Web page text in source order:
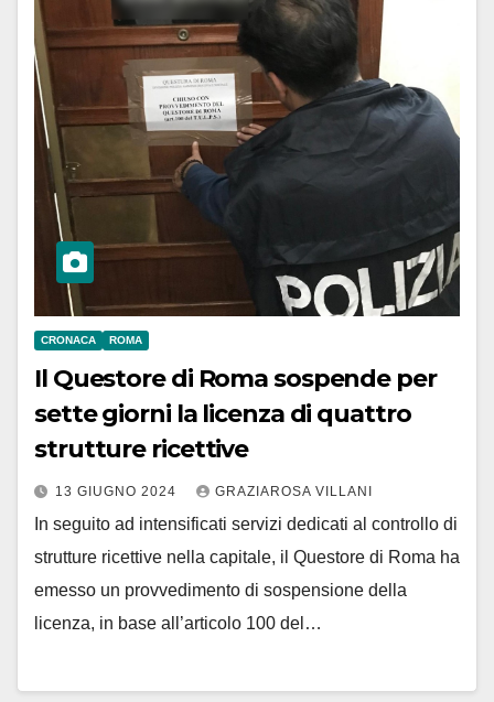
CRONACA ROMA
Il Questore di Roma sospende per
sette giorni la licenza di quattro
strutture ricettive
13 GIUGNO 2024 GRAZIAROSA VILLANI
In seguito ad intensificati servizi dedicati al controllo di
strutture ricettive nella capitale, il Questore di Roma ha
emesso un provvedimento di sospensione della
licenza, in base all’articolo 100 del…